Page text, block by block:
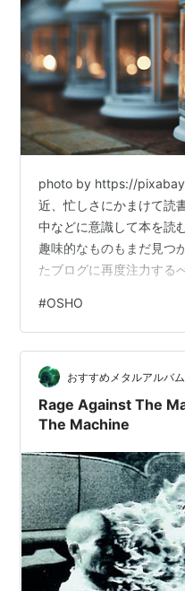
photo by https://
近、忙しさにかまけて読
中などに意識して本を読
趣味的なものもまだ見つ
たブログに再度注力する
なので、ブログのデザイ
た。って、いつものこと
OSHO 禅 作者:OSHO
終えていなかったOSHO
み進めていたところ、老
#OSHO
おすすめメタルアルバ
Rage Against The
The Machine